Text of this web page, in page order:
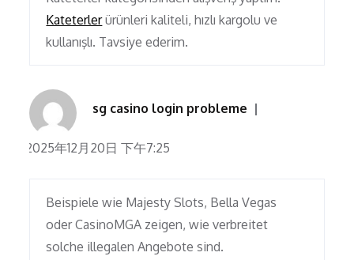
Kateterlerürünleri kaliteli, hızlı kargolu ve
kullanışlı. Tavsiye ederim.
sg casino login probleme
2025年12月20日 下午7:25
Beispiele wie Majesty Slots, Bella Vegas
oder CasinoMGA zeigen, wie verbreitet
solche illegalen Angebote sind.